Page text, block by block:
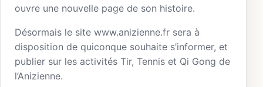
ouvre une nouvelle page de son histoire.
Désormais le site www.anizienne.fr sera à
disposition de quiconque souhaite s’informer, et
publier sur les activités Tir, Tennis et Qi Gong de
l’Anizienne.